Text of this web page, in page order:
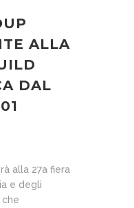
ALLA
DAL
alla 27a fiera
e degli